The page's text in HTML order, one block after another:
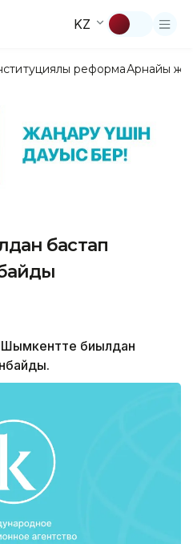
KZ
реформаАрнайы
бастап
биылдан